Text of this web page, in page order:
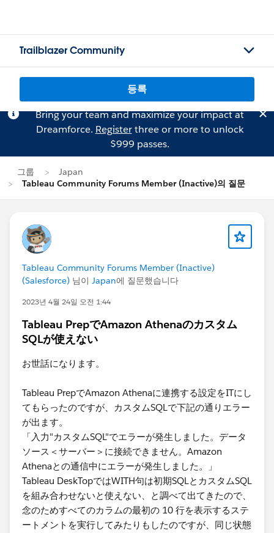
Trailblazer Community
등록
Bring your team and maximize your impact at
Dreamforce. Registerthree or more to unlock
$999 passes.
그룹
Japan
Tableau Community Forums Member (Inactive)의 질문
Tableau Community Forums Member (Inactive)
(Salesforce) 님이 Japan에 질문했습니다
2023년 4월 24일 오전 1:44
Tableau PrepでAmazon Athenaのカスタム
SQLが使えない
お世話になります。
Tableau PrepでAmazon Athenaに連携する設定をITにし
てもらったのですが、カスタムSQLで下記の通りエラー
が出ます。
「入力"カスタムSQL"でエラーが発生しました。データ
ソース＜サーバー＞に接続できません。​Amazon
Athenaとの通信中にエラーが発生しました。」
Tableau DeskTopではWITH句は初期SQLとカスタムSQL
を組み合わせないと使えない、と調べて出てきたので、
念のためすべてのカラムの最初の 10 行を表示するステ
ートメントを実行してみたりもしたのですが、同じ状態